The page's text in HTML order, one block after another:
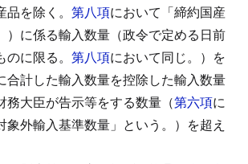
を除く。 第八項において「締約国産
）に係る輸入数量（政令で定める日前
に限る。 第八項において同じ。）を
合計した輸入数量を控除した輸入数量
務大臣が告示等をする数量（第六項に
象外輸入基準数量」という。）を超え